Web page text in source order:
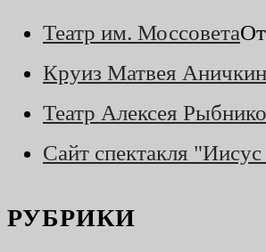
Театр им. Моссовета
Круиз Матвея
Театр Алексея
Сайт спектакля
РУБРИКИ